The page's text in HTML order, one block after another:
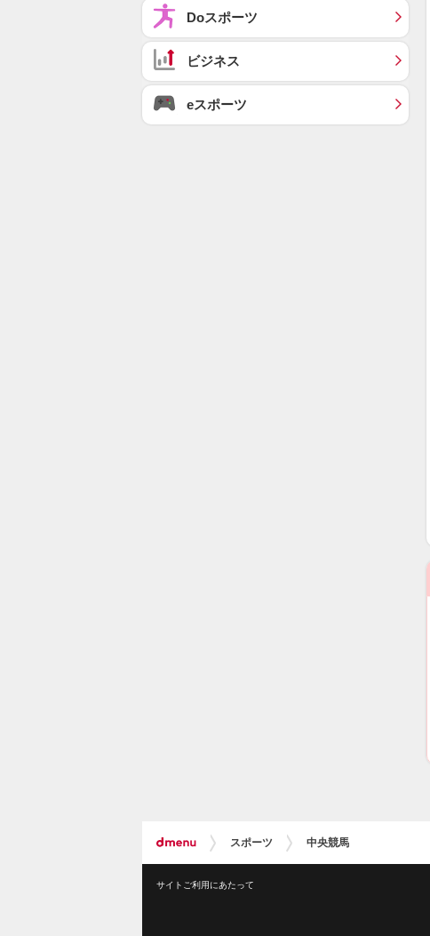
Doスポーツ
ビジネス
eスポーツ
スポーツ 中央競馬
サイトご利用にあたって